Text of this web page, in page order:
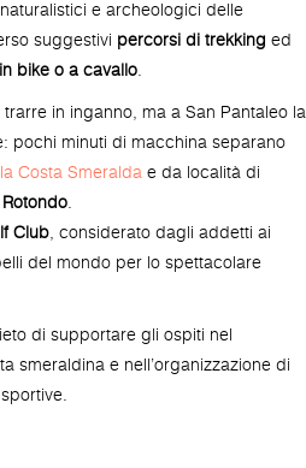
e archeologici delle
suggestivi percorsi di trekking ed
bike o a cavallo
in inganno, ma a San Pantaleo la
pochi minuti di macchina separano
Costa Smeralda e da località di
Rotondo
Club , considerato dagli addetti ai
del mondo per lo spettacolare
di supportare gli ospiti nel
smeraldina e nell’organizzazione di